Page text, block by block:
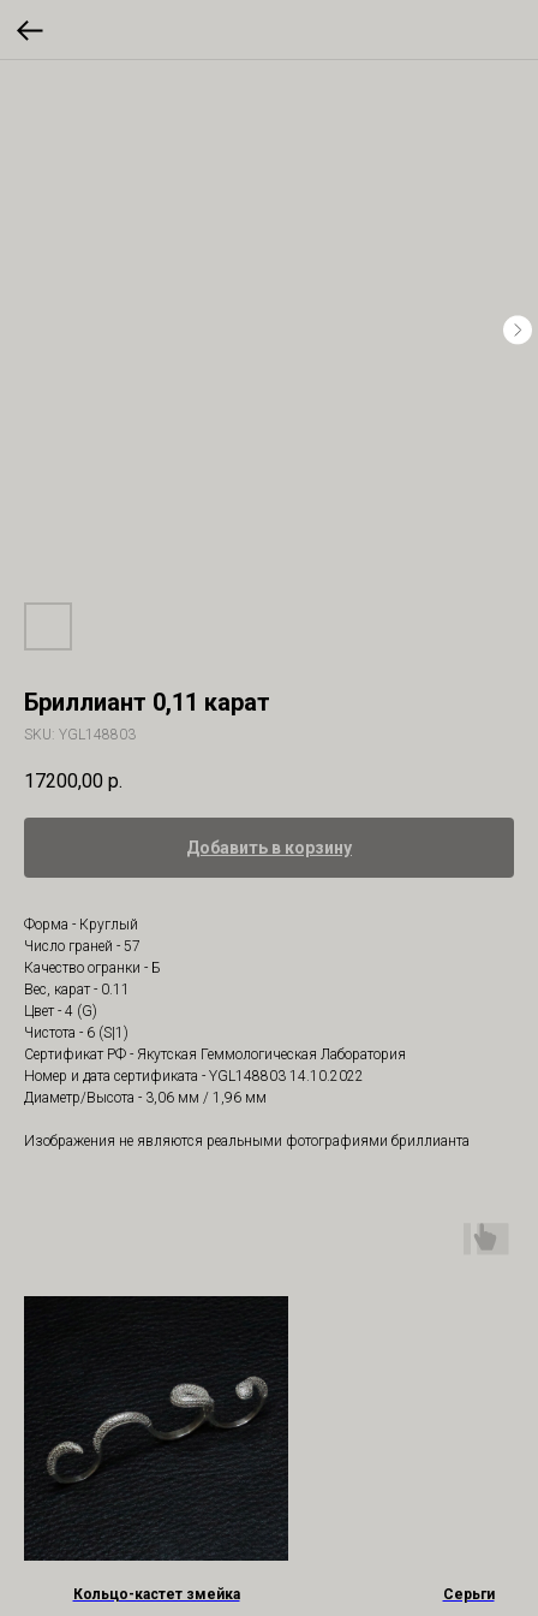
Бриллиант 0,11 карат
SKU: YGL148803
17200,00 р.
Добавить в корзину
Форма - Круглый
Число граней - 57
Качество огранки - Б
Вес, карат - 0.11
Цвет - 4 (G)
Чистота - 6 (S|1)
Сертификат РФ - Якутская Геммологическая Лаборатория
Номер и дата сертификата - YGL148803 14.10.2022
Диаметр/Высота - 3,06 мм / 1,96 мм
Изображения не являются реальными фотографиями бриллианта
Кольцо-кастет змейка Серьги